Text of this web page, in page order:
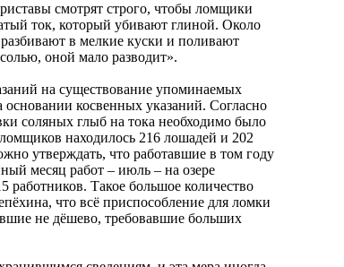
смотрят строго, чтобы ломщики
ток, который убивают глиной. Около
в мелкие куски и поливают
оной мало разводит».
на существование упоминаемых
косвенных указаний. Согласно
соляных глыб на тока необходимо было
находилось 216 лошадей и 202
утверждать, что работавшие в том году
месяц работ – июль – на озере
работников. Такое большое количество
что всё приспособление для ломки
не дёшево, требовавшие больших